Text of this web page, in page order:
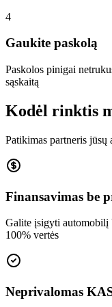
4
Gaukite paskolą
Paskolos pinigai
sąskaitą
Kodėl rinktis
Patikimas partneris
Finansavimas be
Galite įsigyti automobilį
100% vertės
Neprivalomas